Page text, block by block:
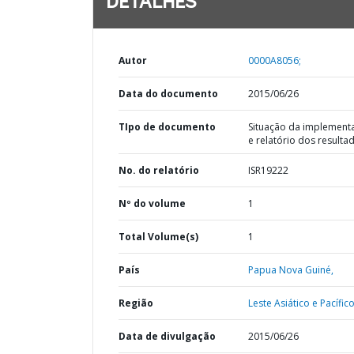
Autor 0000A8056;
Data do documento 2015/06/26
TIpo de documento
Situação da
e relatório dos
No. do relatório ISR19222
Nº do volume 1
Total Volume(s) 1
País Papua Nova Guiné,
Região Leste Asiático e
Data de divulgação 2015/06/26